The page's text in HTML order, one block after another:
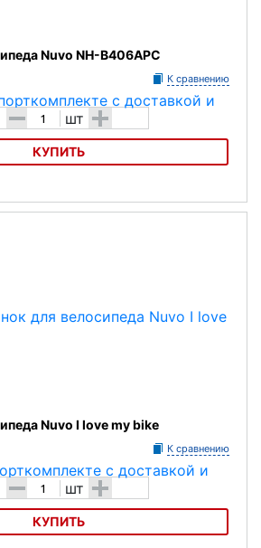
Nuvo NH-B406APC
К сравнению
- шт +
КУПИТЬ
Nuvo NH-B406APC
Nuvo I love my bike
К сравнению
- шт +
КУПИТЬ